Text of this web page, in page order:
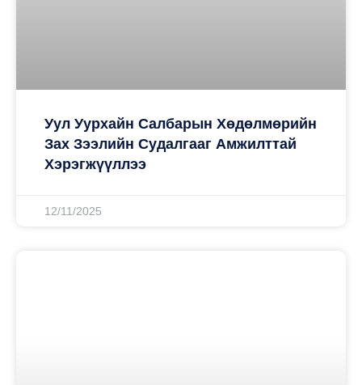
Уул Уурхайн Салбарын Хөдөлмөрийн
Зах Зээлийн Судалгааг Амжилттай
Хэрэгжүүллээ
12/11/2025